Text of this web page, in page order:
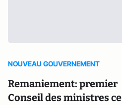
NOUVEAU GOUVERNEMENT
Remaniement: premier
Conseil des ministres ce